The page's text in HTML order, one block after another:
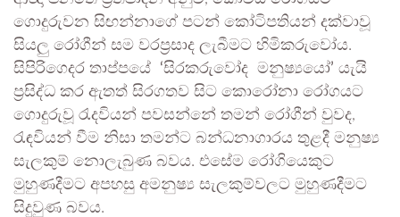
ගොදුරුවන සිඟන්නාගේ පටන් කෝටිපතියන් දක්වාවූ
සියලු රෝගීන් සම වරප්‍රසාද ලැබීමට හිමිකරුවෝය.
සිපිරිගෙදර තාප්පයේ ‘සිරකරුවෝද මනුෂ්‍යයෝ‍’ යැයි
ප්‍රසිද්ධ කර ඇතත් සිරගතව සිට කොරෝනා රෝගයට
ගොදුරුවූ රැදවියන් පවසන්නේ තමන් රෝගීන් වුවද,
රැඳවියන් වීම නිසා තමන්ට බන්ධනාගාරය තුළදී මනුෂ්‍ය
සැලකුම් නොලැබුණ බවය. එසේම රෝගියෙකුට
මුහුණදීමට අපහසු අමනුෂ්‍ය සැලකුම්වලට මුහුණදීමට
සිදුවුණ බවය.